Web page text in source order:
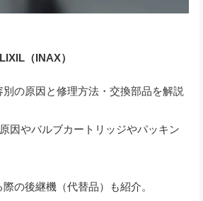
（INAX）
の原因と修理方法・交換部品を解説
因やバルブカートリッジやパッキン
の後継機（代替品）も紹介。